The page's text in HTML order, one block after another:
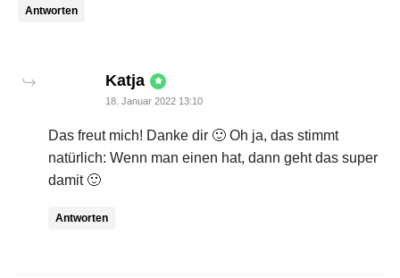
Antworten
Katja says:
18. Januar 2022 13:10
Das freut mich! Danke dir 🙂 Oh ja, das stimmt
natürlich: Wenn man einen hat, dann geht das super
damit 🙂
Antworten